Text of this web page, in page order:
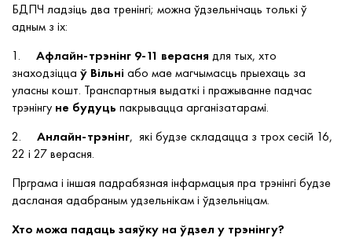
БДПЧ ладзіць два тренінгі; можна ўдзельнічаць толькі ў
адным з іх:
1. Афлайн-трэнінг 9-11 верасня для тых, хто
знаходзіцца ў Вільні або мае магчымасць прыехаць за
уласны кошт. Транспартныя выдаткі і пражыванне падчас
трэнінгу не будуць пакрывацца арганізатарамі.
2. Анлайн-трэнінг, які будзе складацца з трох сесій 16,
22 і 27 верасня.
Прграма і іншая падрабязная інфармацыя пра трэнінгі будзе
дасланая адабраным удзельнікам і ўдзельніцам.
Хто можа падаць заяўку на ўдзел у трэнінгу?